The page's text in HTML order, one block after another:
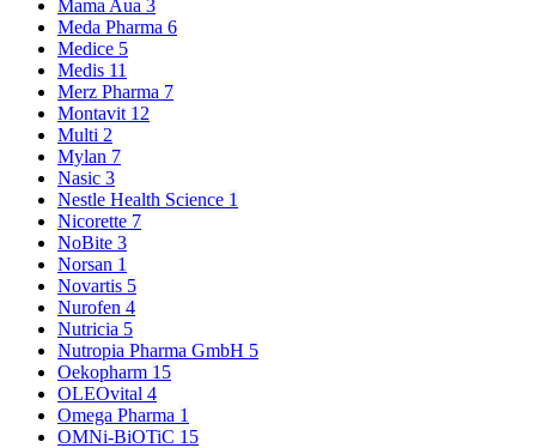
Mama Aua 3
Meda Pharma 6
Medice 5
Medis 11
Merz Pharma 7
Montavit 12
Multi 2
Mylan 7
Nasic 3
Nestle Health Science 1
Nicorette 7
NoBite 3
Norsan 1
Novartis 5
Nurofen 4
Nutricia 5
Nutropia Pharma GmbH 5
Oekopharm 15
OLEOvital 4
Omega Pharma 1
OMNi-BiOTiC 15